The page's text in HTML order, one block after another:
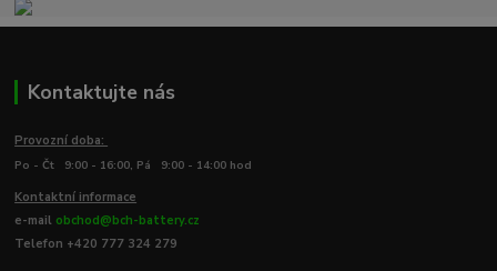
Kontaktujte nás
Provozní doba:
Po - Čt 9:00 - 16:00, Pá 9:00 - 14:00 hod
Kontaktní informace
e-mail obchod@bch-battery.cz
Telefon +420 777 324 279